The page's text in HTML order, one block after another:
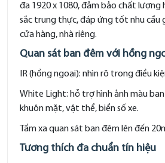
đa 1920 x 1080, đảm bảo chất lượng
sắc trung thực, đáp ứng tốt nhu cầu
cửa hàng, nhà riêng.
Quan sát ban đêm với hồng
IR (hồng ngoại): nhìn rõ trong điều
White Light: hỗ trợ hình ảnh màu
khuôn mặt, vật thể, biển số xe.
Tầm xa quan sát ban đêm lên đến
Tương thích đa chuẩn tín hiệu